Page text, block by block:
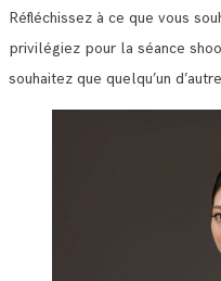
Réfléchissez à ce que vous
privilégiez pour la séance
souhaitez que quelqu’un